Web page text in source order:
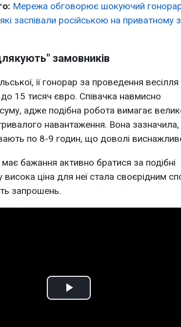
Мережа обговорює шокуючий
заспівали російською на приватному
замовників
її гонорар за проведення весілля
15 тисяч євро. Співачка навмисно
адже подібна робота вимагає
навантаження. Вона
по 8-9 годин, що доволі
бажання активно братися за подібні
ціна для неї стала своєрідним
запрошень.
Play